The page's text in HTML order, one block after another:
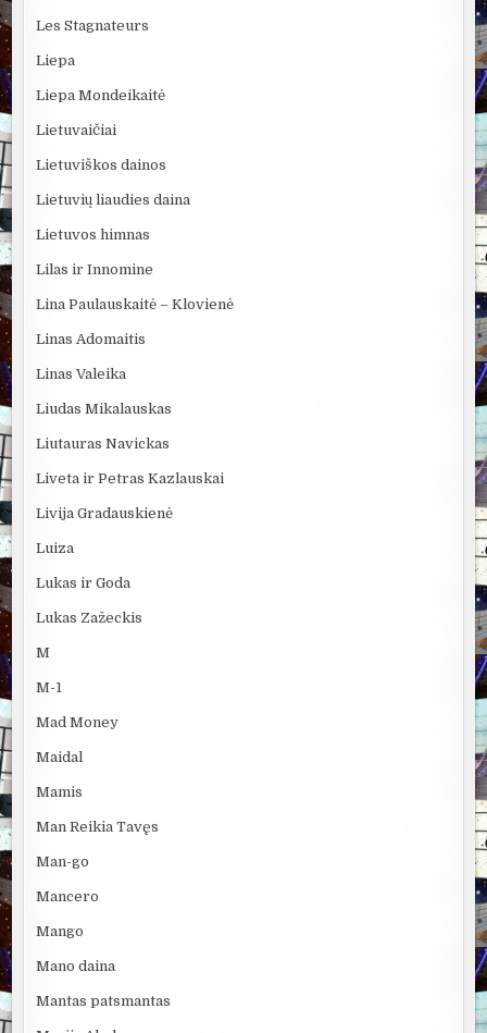
Les Stagnateurs
Liepa
Liepa Mondeikaitė
Lietuvaičiai
Lietuviškos dainos
Lietuvių liaudies daina
Lietuvos himnas
Lilas ir Innomine
Lina Paulauskaitė – Klovienė
Linas Adomaitis
Linas Valeika
Liudas Mikalauskas
Liutauras Navickas
Liveta ir Petras Kazlauskai
Livija Gradauskienė
Luiza
Lukas ir Goda
Lukas Zažeckis
M
M-1
Mad Money
Maidal
Mamis
Man Reikia Tavęs
Man-go
Mancero
Mango
Mano daina
Mantas patsmantas